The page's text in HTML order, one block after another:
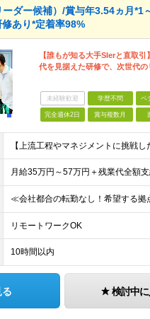
ーダー候補）/賞与年3.54ヵ月*1
あり*定着率98%
【誰もが知る大手SIerと直取
代を見据えた研修で、次世代の
未経験歓迎 学歴不問 ベ
完全週休2日 賞与複数月
リモートワークOK
10時間以内
検討中